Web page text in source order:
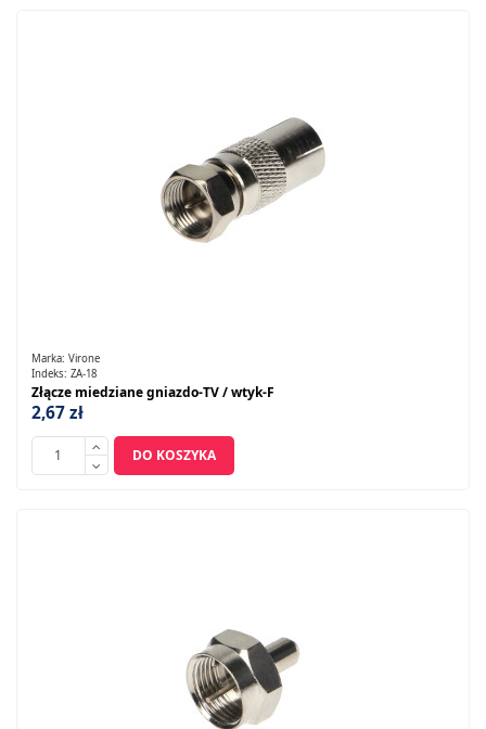
Marka: Virone
Indeks: ZA-18
Złącze miedziane gniazdo-TV / wtyk-F
2,67 zł
DO KOSZYKA